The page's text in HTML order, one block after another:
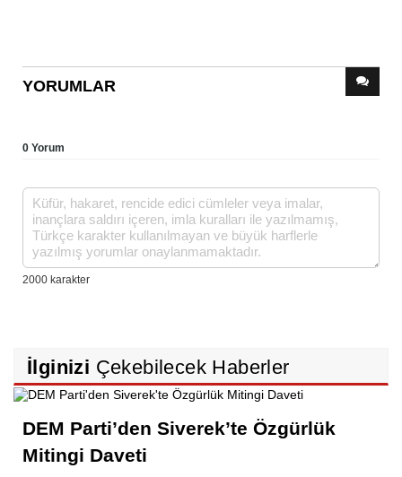
YORUMLAR
0 Yorum
İlginizi Çekebilecek Haberler
DEM Parti’den Siverek’te Özgürlük
Mitingi Daveti